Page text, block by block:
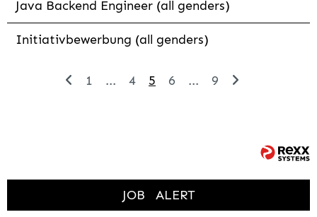
Java Backend Engineer (all genders)
Initiativbewerbung (all genders)
1 ... 4 5 6 ... 9
JOB ALERT